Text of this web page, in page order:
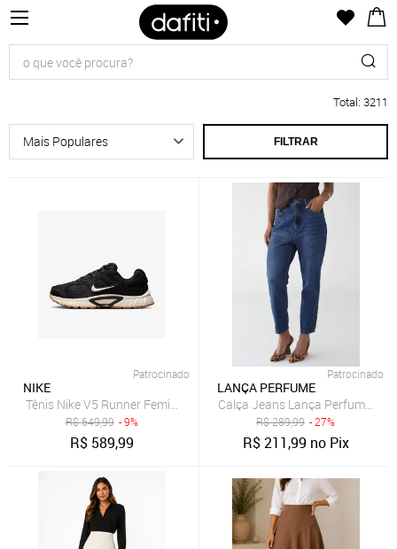
Total: 3211
FILTRAR
Patrocinado
NIKE
Tênis Nike V5 Runner Feminino
R$649,99 - 9%
R$ 589,99
Patrocinado
LANÇA PERFUME
Calça Jeans Lança Perfume
R$289,99 - 27%
R$211,99 no Pix